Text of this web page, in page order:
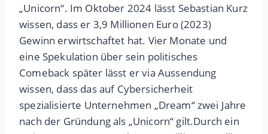
„Unicorn“. Im Oktober 2024 lässt Sebastian Kurz
wissen, dass er 3,9 Millionen Euro (2023)
Gewinn erwirtschaftet hat. Vier Monate und
eine Spekulation über sein politisches
Comeback später lässt er via Aussendung
wissen, dass das auf Cybersicherheit
spezialisierte Unternehmen „Dream“ zwei Jahre
nach der Gründung als „Unicorn“ gilt.Durch ein